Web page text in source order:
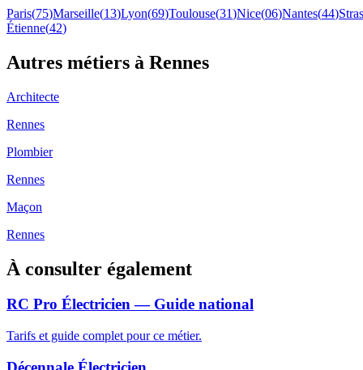
Paris(75)Marseille(13)Lyon(69)Toulouse(31)Nice(06)Nantes(44)
Étienne(42)
Autres métiers à Rennes
Architecte
Rennes
Plombier
Rennes
Maçon
Rennes
À consulter également
RC Pro Électricien — Guide national
Tarifs et guide complet pour ce métier.